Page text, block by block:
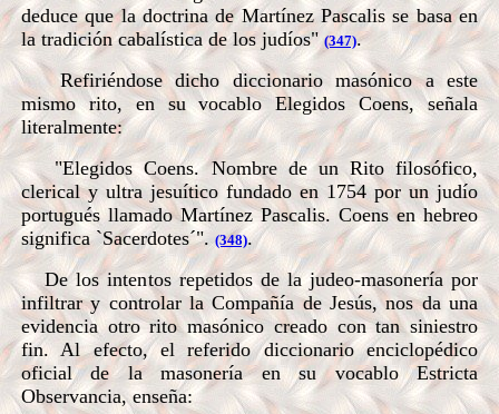
deduce que la doctrina de Martínez Pascalis se basa en
la tradición cabalística de los judíos" (347).
Refiriéndose dicho diccionario masónico a este
mismo rito, en su vocablo Elegidos Coens, señala
literalmente:
"Elegidos Coens. Nombre de un Rito filosófico,
clerical y ultra jesuítico fundado en 1754 por un judío
portugués llamado Martínez Pascalis. Coens en hebreo
significa `Sacerdotes´".(348).
De los intentos repetidos de la judeo-masonería por
infiltrar y controlar la Compañía de Jesús, nos da una
evidencia otro rito masónico creado con tan siniestro
fin. Al efecto, el referido diccionario enciclopédico
oficial de la masonería en su vocablo Estricta
Observancia, enseña: